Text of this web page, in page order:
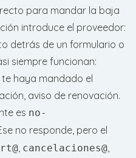
para mandar la baja
introduce el proveedor:
detrás de un formulario o
siempre funcionan:
te haya mandado el
aviso de renovación.
es no-
no responde, pero el
cancelaciones@